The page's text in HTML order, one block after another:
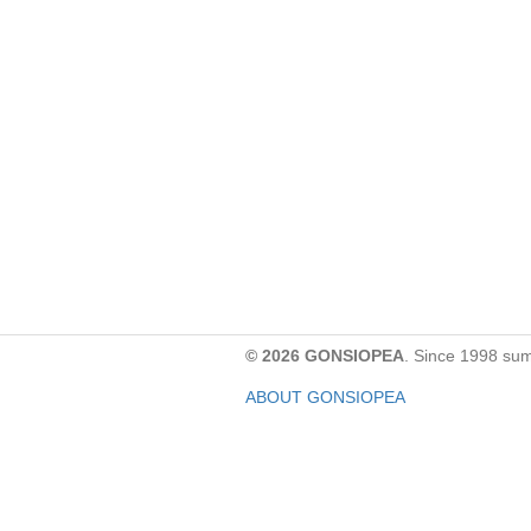
© 2026 GONSIOPEA . Since 1998
ABOUT GONSIOPEA